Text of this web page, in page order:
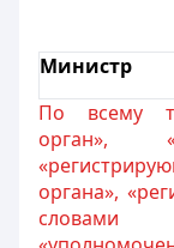
Министр
По всему
орган»,
органа»,
словами